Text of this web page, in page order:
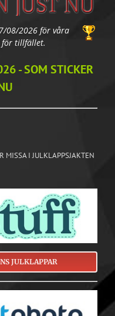
08/2026 för våra
för tillfället.
- SOM STICKER
MISSA I JULKLAPPSJAKTEN
JULKLAPPAR